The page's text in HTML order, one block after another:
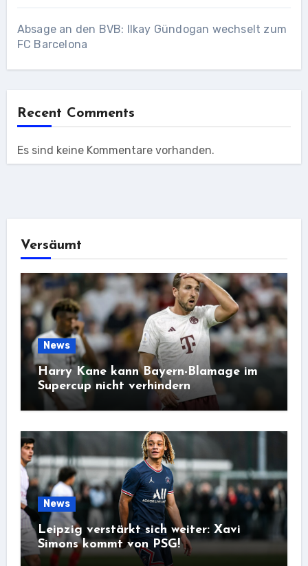
Absage an den BVB: Ilkay Gündogan wechselt zum
FC Barcelona
Recent Comments
Es sind keine Kommentare vorhanden.
Versäumt
News
Harry Kane kann Bayern-Blamage im
Supercup nicht verhindern
News
Leipzig verstärkt sich weiter: Xavi
Simons kommt von PSG!